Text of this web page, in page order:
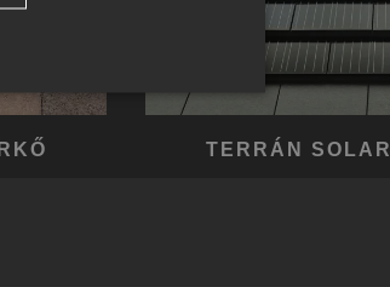
TERRÁN SOLAR
CROATIAN